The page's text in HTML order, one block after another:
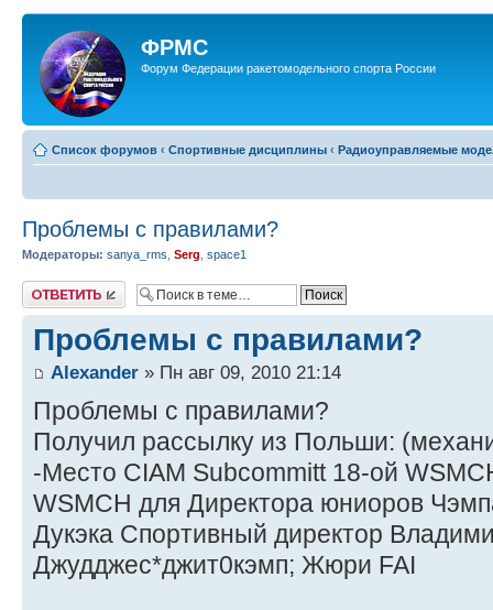
ФРМС
Форум Федерации ракетомодельного спорта России
Список форумов ‹ Спортивные дисциплины ‹ Радиоуправляемые
Проблемы с правилами?
Модераторы: sanya_rms Serg space1
Ответить
Проблемы с правилами?
Alexander » Пн авг 09, 2010 21:14
Проблемы с правилами?
Получил рассылку из Польши:
-Место CIAM Subcommitt 18-ой
WSMCH для Директора юниоров
Дукэка Спортивный директор
Джудджес*джит0кэмп; Жюри FAI